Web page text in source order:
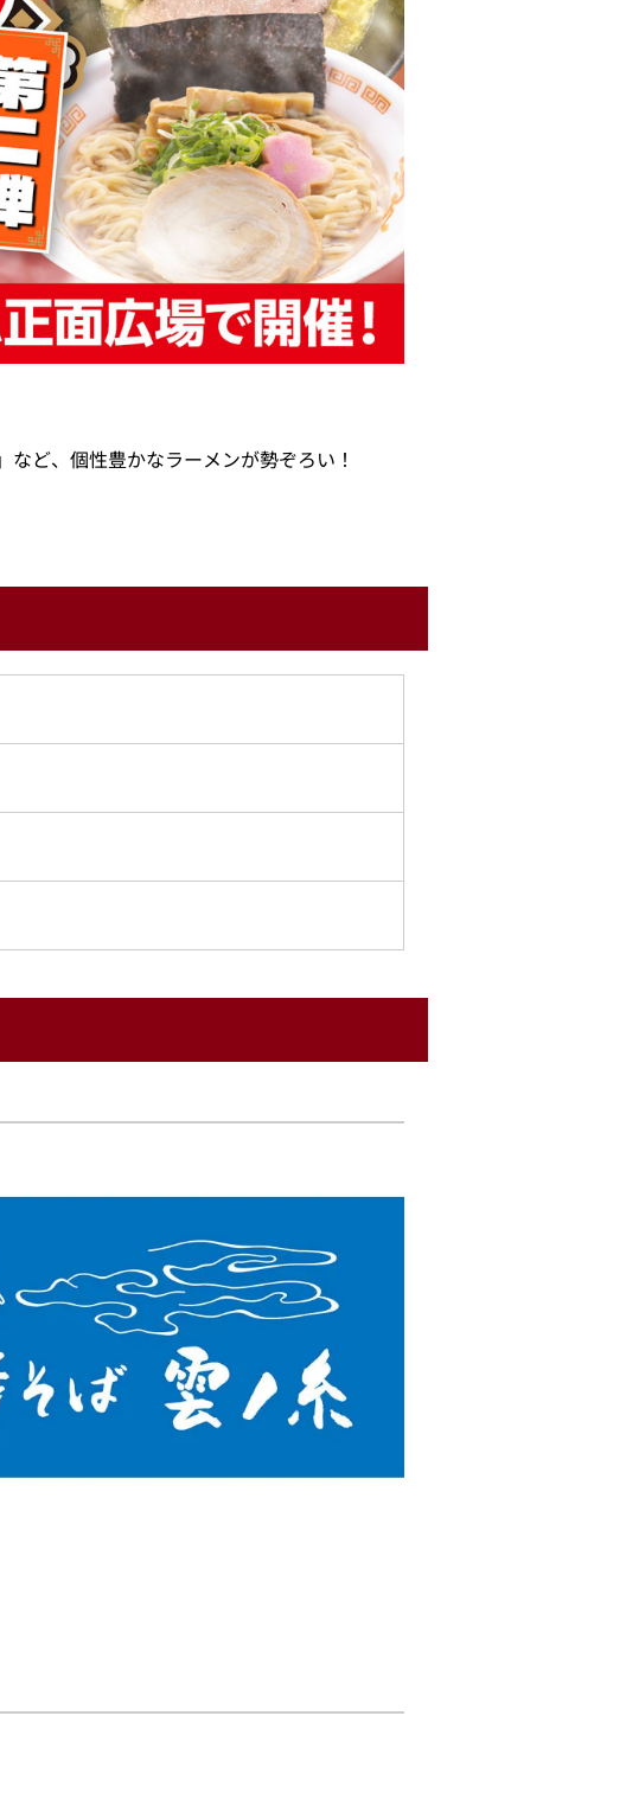
ど、個性豊かなラーメンが勢ぞろい！